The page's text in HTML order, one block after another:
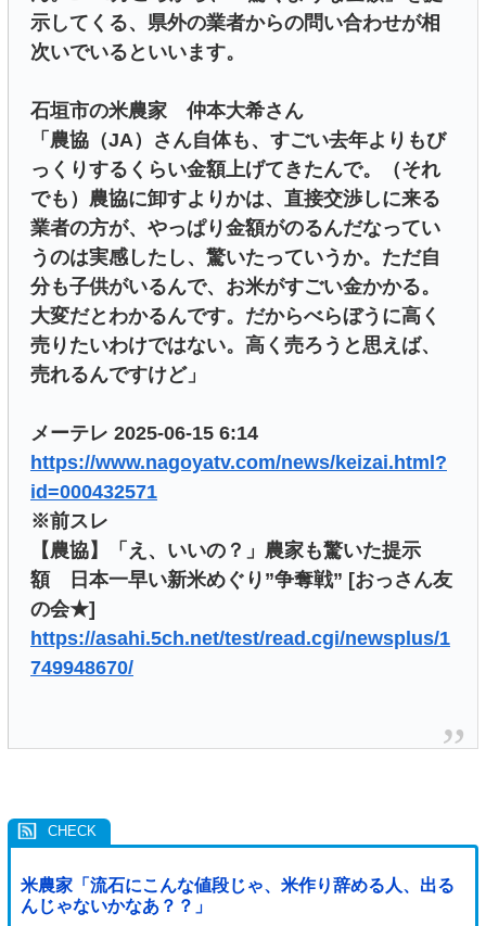
示してくる、県外の業者からの問い合わせが相
次いでいるといいます。
石垣市の米農家 仲本大希さん
「農協（JA）さん自体も、すごい去年よりもび
っくりするくらい金額上げてきたんで。（それ
でも）農協に卸すよりかは、直接交渉しに来る
業者の方が、やっぱり金額がのるんだなってい
うのは実感したし、驚いたっていうか。ただ自
分も子供がいるんで、お米がすごい金かかる。
大変だとわかるんです。だからべらぼうに高く
売りたいわけではない。高く売ろうと思えば、
売れるんですけど」
メーテレ 2025-06-15 6:14
https://www.nagoyatv.com/news/keizai.html?
id=000432571
※前スレ
【農協】「え、いいの？」農家も驚いた提示
額 日本一早い新米めぐり”争奪戦” [おっさん友
の会★]
https://asahi.5ch.net/test/read.cgi/newsplus/1
749948670/
米農家「流石にこんな値段じゃ、米作り辞める人、出る
んじゃないかなあ？？」